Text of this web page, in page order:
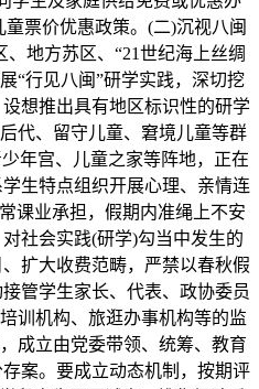
票价优惠政策。(二)沉视八闽
地方苏区、“21世纪海上丝绸
“行见八闽”研学实践，深切挖
想推出具有地区标识性的研学
代、留守儿童、窘境儿童等群
年宫、儿童之家等阵地，正在
生特点组织开展心理、亲情连
课业承担，假期内准绳上不安
社会实践(研学)勾当中发生的
扩大收费范畴，严禁以春秋假
管学生家长、代表、政协委员
训机构、旅逛办事机构等的监
成立由党委带领、统筹、教育
案。要成立动态机制，按期评